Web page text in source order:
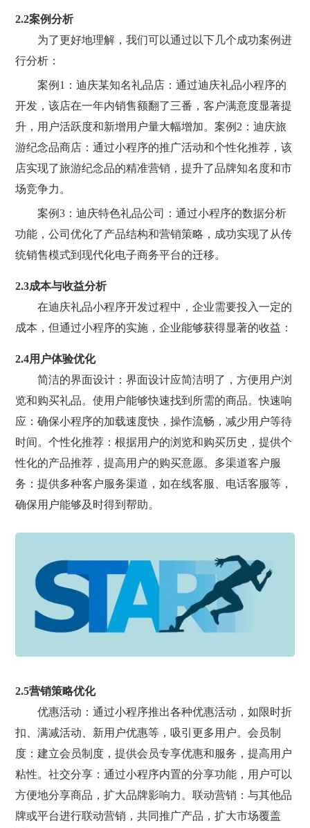
2.2案例分析
为了更好地理解，我们可以通过以下几个成功案例进
行分析：
案例1：迪庆某知名礼品店：通过迪庆礼品小程序的
开发，该店在一年内销售额翻了三番，客户满意度显著提
升，用户活跃度和新增用户量大幅增加。案例2：迪庆旅
游纪念品商店：通过小程序的推广活动和个性化推荐，该
店实现了旅游纪念品的精准营销，提升了品牌知名度和市
场竞争力。
案例3：迪庆特色礼品公司：通过小程序的数据分析
功能，公司优化了产品结构和营销策略，成功实现了从传
统销售模式到现代化电子商务平台的迁移。
2.3成本与收益分析
在迪庆礼品小程序开发过程中，企业需要投入一定的
成本，但通过小程序的实施，企业能够获得显著的收益：
2.4用户体验优化
简洁的界面设计：界面设计应简洁明了，方便用户浏
览和购买礼品。使用户能够快速找到所需的商品。快速响
应：确保小程序的加载速度快，操作流畅，减少用户等待
时间。个性化推荐：根据用户的浏览和购买历史，提供个
性化的产品推荐，提高用户的购买意愿。多渠道客户服
务：提供多种客户服务渠道，如在线客服、电话客服等，
确保用户能够及时得到帮助。
2.5营销策略优化
优惠活动：通过小程序推出各种优惠活动，如限时折
扣、满减活动、新用户优惠等，吸引更多用户。会员制
度：建立会员制度，提供会员专享优惠和服务，提高用户
粘性。社交分享：通过小程序内置的分享功能，用户可以
方便地分享商品，扩大品牌影响力。联动营销：与其他品
牌或平台进行联动营销，共同推广产品，扩大市场覆盖